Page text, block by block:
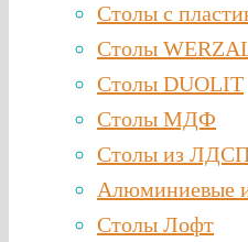
Столы с
Столы
Столы DUOLIT
Столы МДФ
Столы из
Алюминиевые
Столы Лофт